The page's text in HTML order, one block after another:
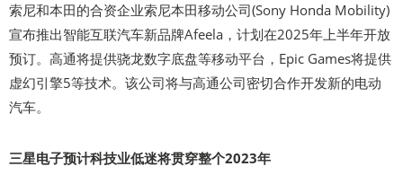
索尼和本田的合资企业索尼本田移动公司(Sony Honda Mobility)
宣布推出智能互联汽车新品牌Afeela，计划在2025年上半年开放
预订。高通将提供骁龙数字底盘等移动平台，Epic Games将提供
虚幻引擎5等技术。该公司将与高通公司密切合作开发新的电动
汽车。
三星电子预计科技业低迷将贯穿整个2023年